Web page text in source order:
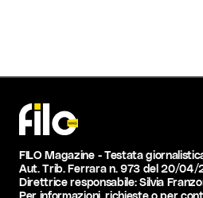
FILO Magazine - Testata
Aut. Trib. Ferrara n. 973 del 20/04/
Direttrice responsabile: Silvia
Per informazioni, richieste o per